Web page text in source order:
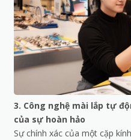
3. Công nghệ mài lắp tự
của sự hoàn hảo
Sự chính xác của một cặp